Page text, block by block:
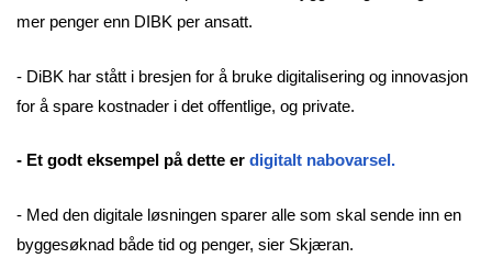
mer penger enn DIBK per ansatt.
- DiBK har stått i bresjen for å bruke digitalisering og innovasjon
for å spare kostnader i det offentlige, og private.
- Et godt eksempel på dette er digitalt nabovarsel.
- Med den digitale løsningen sparer alle som skal sende inn en
byggesøknad både tid og penger, sier Skjæran.